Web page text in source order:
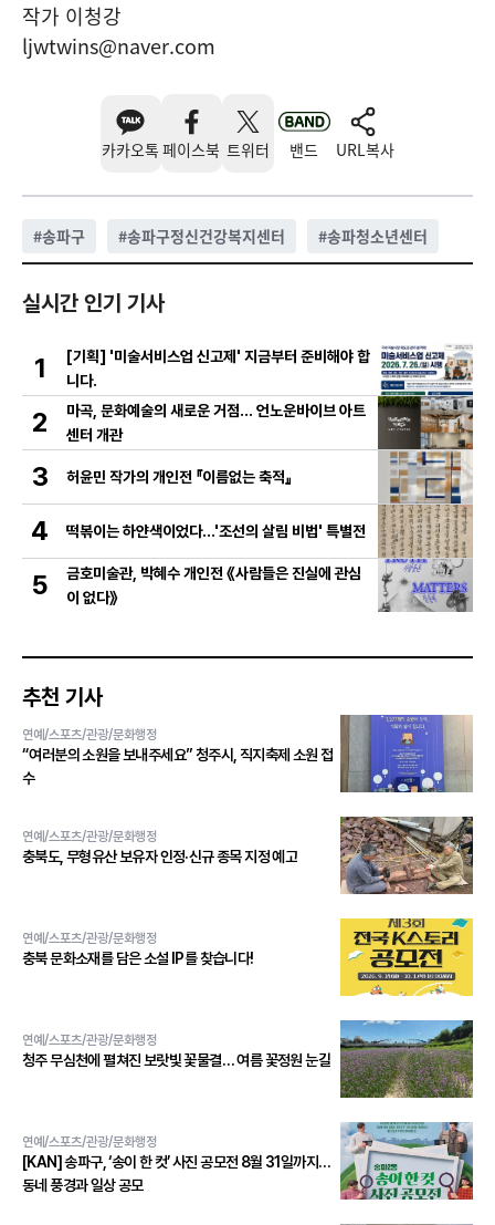
작가 이청강
ljwtwins@naver.com
카카오톡 페이스북 트위터 밴드 URL복사
#송파구 #송파구정신건강복지센터 #송파청소년센터
실시간 인기 기사
1
[기획] '미술서비스업 신고제' 지금부터 준비해야 합
니다.
2
마곡, 문화예술의 새로운 거점… 언노운바이브 아트
센터 개관
3 허윤민 작가의 개인전 『이름없는 축적』
4 떡볶이는 하얀색이었다...'조선의 살림 비법' 특별전
5
금호미술관, 박혜수 개인전 《사람들은 진실에 관심
이 없다》
추천 기사
연예/스포츠/관광/문화행정
“여러분의 소원을 보내주세요” 청주시, 직지축제 소원 접
수
연예/스포츠/관광/문화행정
충북도, 무형유산 보유자 인정·신규 종목 지정 예고
연예/스포츠/관광/문화행정
충북 문화소재를 담은 소설 IP를 찾습니다!
연예/스포츠/관광/문화행정
청주 무심천에 펼쳐진 보랏빛 꽃물결… 여름 꽃정원 눈길
연예/스포츠/관광/문화행정
[KAN] 송파구, ‘송이 한 컷’ 사진 공모전 8월 31일까지…
동네 풍경과 일상 공모